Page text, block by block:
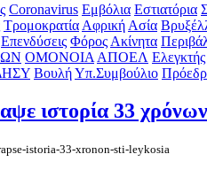
Coronavirus Εμβόλια Εστιατόρια
Τρομοκρατία Αφρική Ασία
Επενδύσεις Φόρος Ακίνητα
ΟΜΟΝΟΙΑ ΑΠΟΕΛ Ελεγκτής
ΒουλήΥπ.Συμβούλιο
ιστορία 33
istoria-33-xronon-sti-leykosia